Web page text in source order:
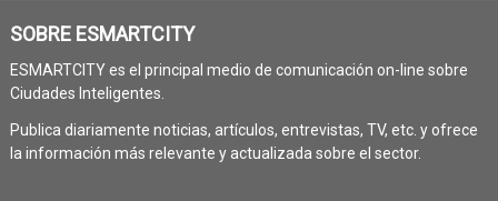
SOBRE ESMARTCITY
ESMARTCITY es el principal medio de comunicación on-line sobre
Ciudades Inteligentes.
Publica diariamente noticias, artículos, entrevistas, TV, etc. y ofrece
la información más relevante y actualizada sobre el sector.